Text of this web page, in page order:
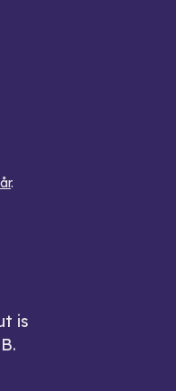
.
is